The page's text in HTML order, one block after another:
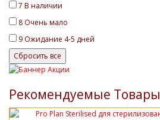
7 В наличии
8 Очень мало
9 Ожидание 4-5 дней
Рекомендуемые Товары